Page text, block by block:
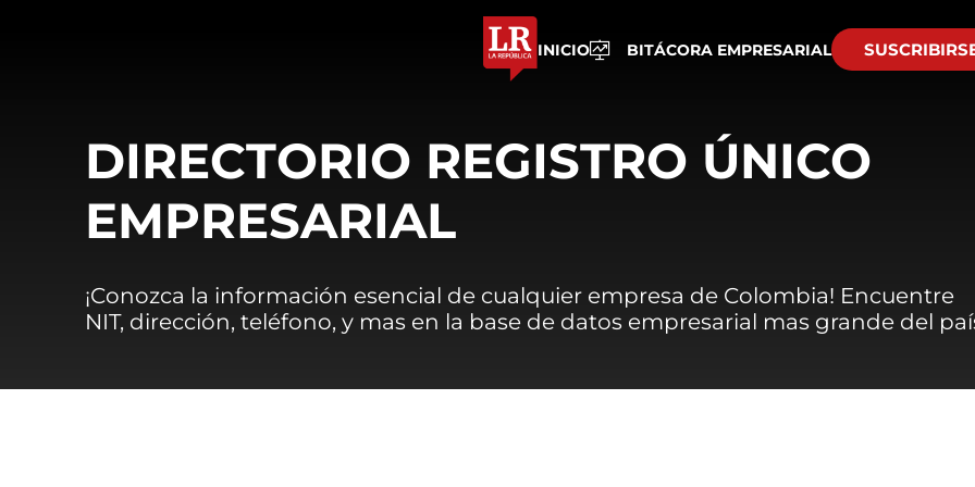
INICIO BITÁCORA EMPRESARIAL
DIRECTORIO REGISTRO ÚNICO
EMPRESARIAL
¡Conozca la información esencial de cualquier empresa de Colombia! Encuentre
NIT, dirección, teléfono, y mas en la base de datos empresarial mas grande del